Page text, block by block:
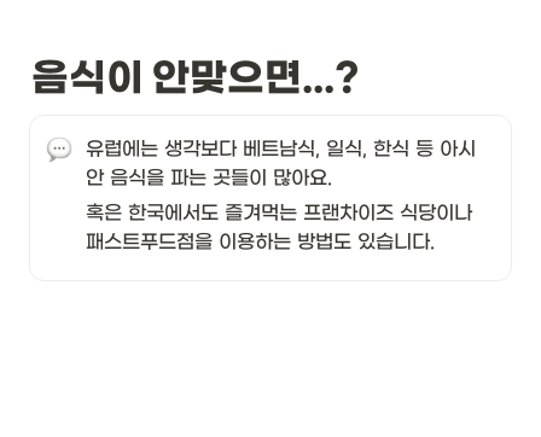
음식이 안맞으면...?
유럽에는 생각보다 베트남식, 일식, 한식 등 아시
안 음식을 파는 곳들이 많아요.
혹은 한국에서도 즐겨먹는 프랜차이즈 식당이나
패스트푸드점을 이용하는 방법도 있습니다.